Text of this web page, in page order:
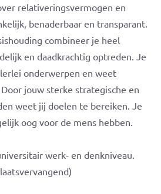
relativeringsvermogen en
benaderbaar en transparant.
combineer je heel
en daadkrachtig optreden. Je
onderwerpen en weet
jouw sterke strategische en
weet jij doelen te bereiken. Je
oog voor de mens hebben.
werk- en denkniveau.